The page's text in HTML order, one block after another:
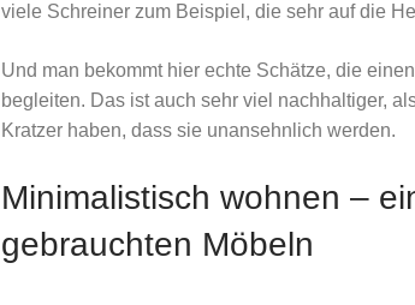
viele Schreiner zum Beispiel, die sehr auf die
Und man bekommt hier echte Schätze, die
begleiten. Das ist auch sehr viel nachhaltiger,
Kratzer haben, dass sie unansehnlich werden.
Minimalistisch wohnen –
gebrauchten Möbeln